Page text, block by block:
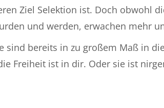
Ziel Selektion ist. Doch obwohl
und werden, erwachen mehr
bereits in zu großem Maß in
Freiheit ist in dir. Oder sie ist